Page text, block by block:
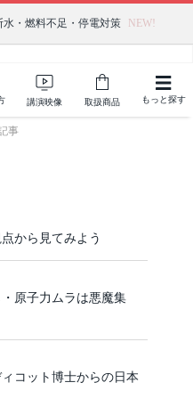
水・燃料不足・停電対策 NEW!
講演映像 取扱商品 もっと探す
事
から見てみよう
原子力ムラは悪魔集
コット博士からの日本